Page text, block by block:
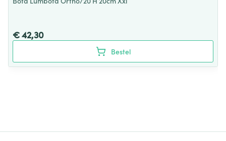
€ 42,30
Bestel